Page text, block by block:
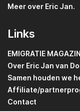
Meer over Eric Jan.
Links
EMIGRATIE
Over Eric Jan van
Samen houden we
Affiliate/
Contact